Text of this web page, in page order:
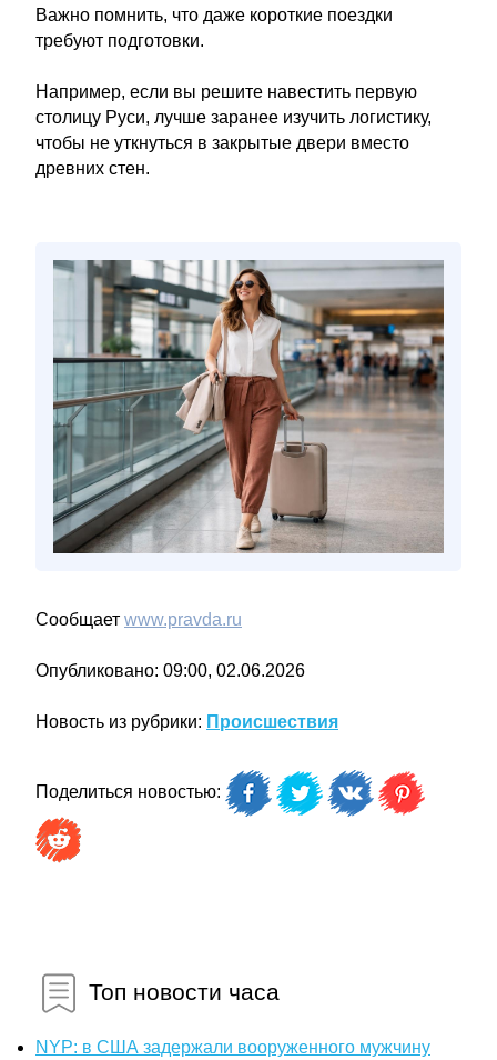
Важно помнить, что даже короткие поездки
требуют подготовки.
Например, если вы решите навестить первую
столицу Руси, лучше заранее изучить логистику,
чтобы не уткнуться в закрытые двери вместо
древних стен.
Сообщает www.pravda.ru
Опубликовано: 09:00, 02.06.2026
Новость из рубрики: Происшествия
Поделиться новостью:
Топ новости часа
NYP: в США задержали вооруженного мужчину